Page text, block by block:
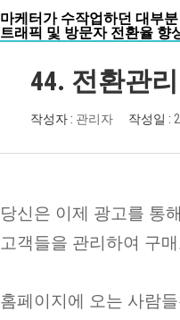
마케터가 수작업하던 대부
트래픽 및 방문자 전환율 향
44. 전환관리
작성자 : 관리자 작성일 :
당신은 이제 광고를 통
고객들을 관리하여 구
홈페이지에 오는 사람